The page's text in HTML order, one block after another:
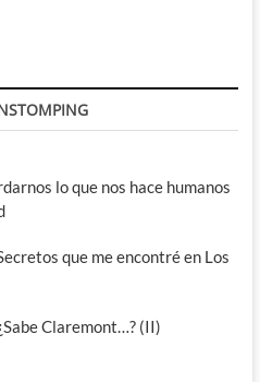
lo que nos hace humanos
que me encontré en Los
Claremont…? (II)